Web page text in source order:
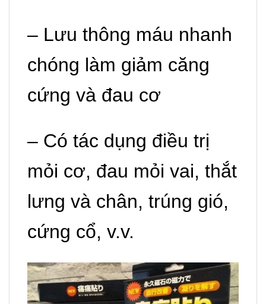
– Lưu thông máu nhanh
chóng làm giảm căng
cứng và đau cơ
– Có tác dụng điều trị
mỏi cơ, đau mỏi vai, thắt
lưng và chân, trúng gió,
cứng cổ, v.v.